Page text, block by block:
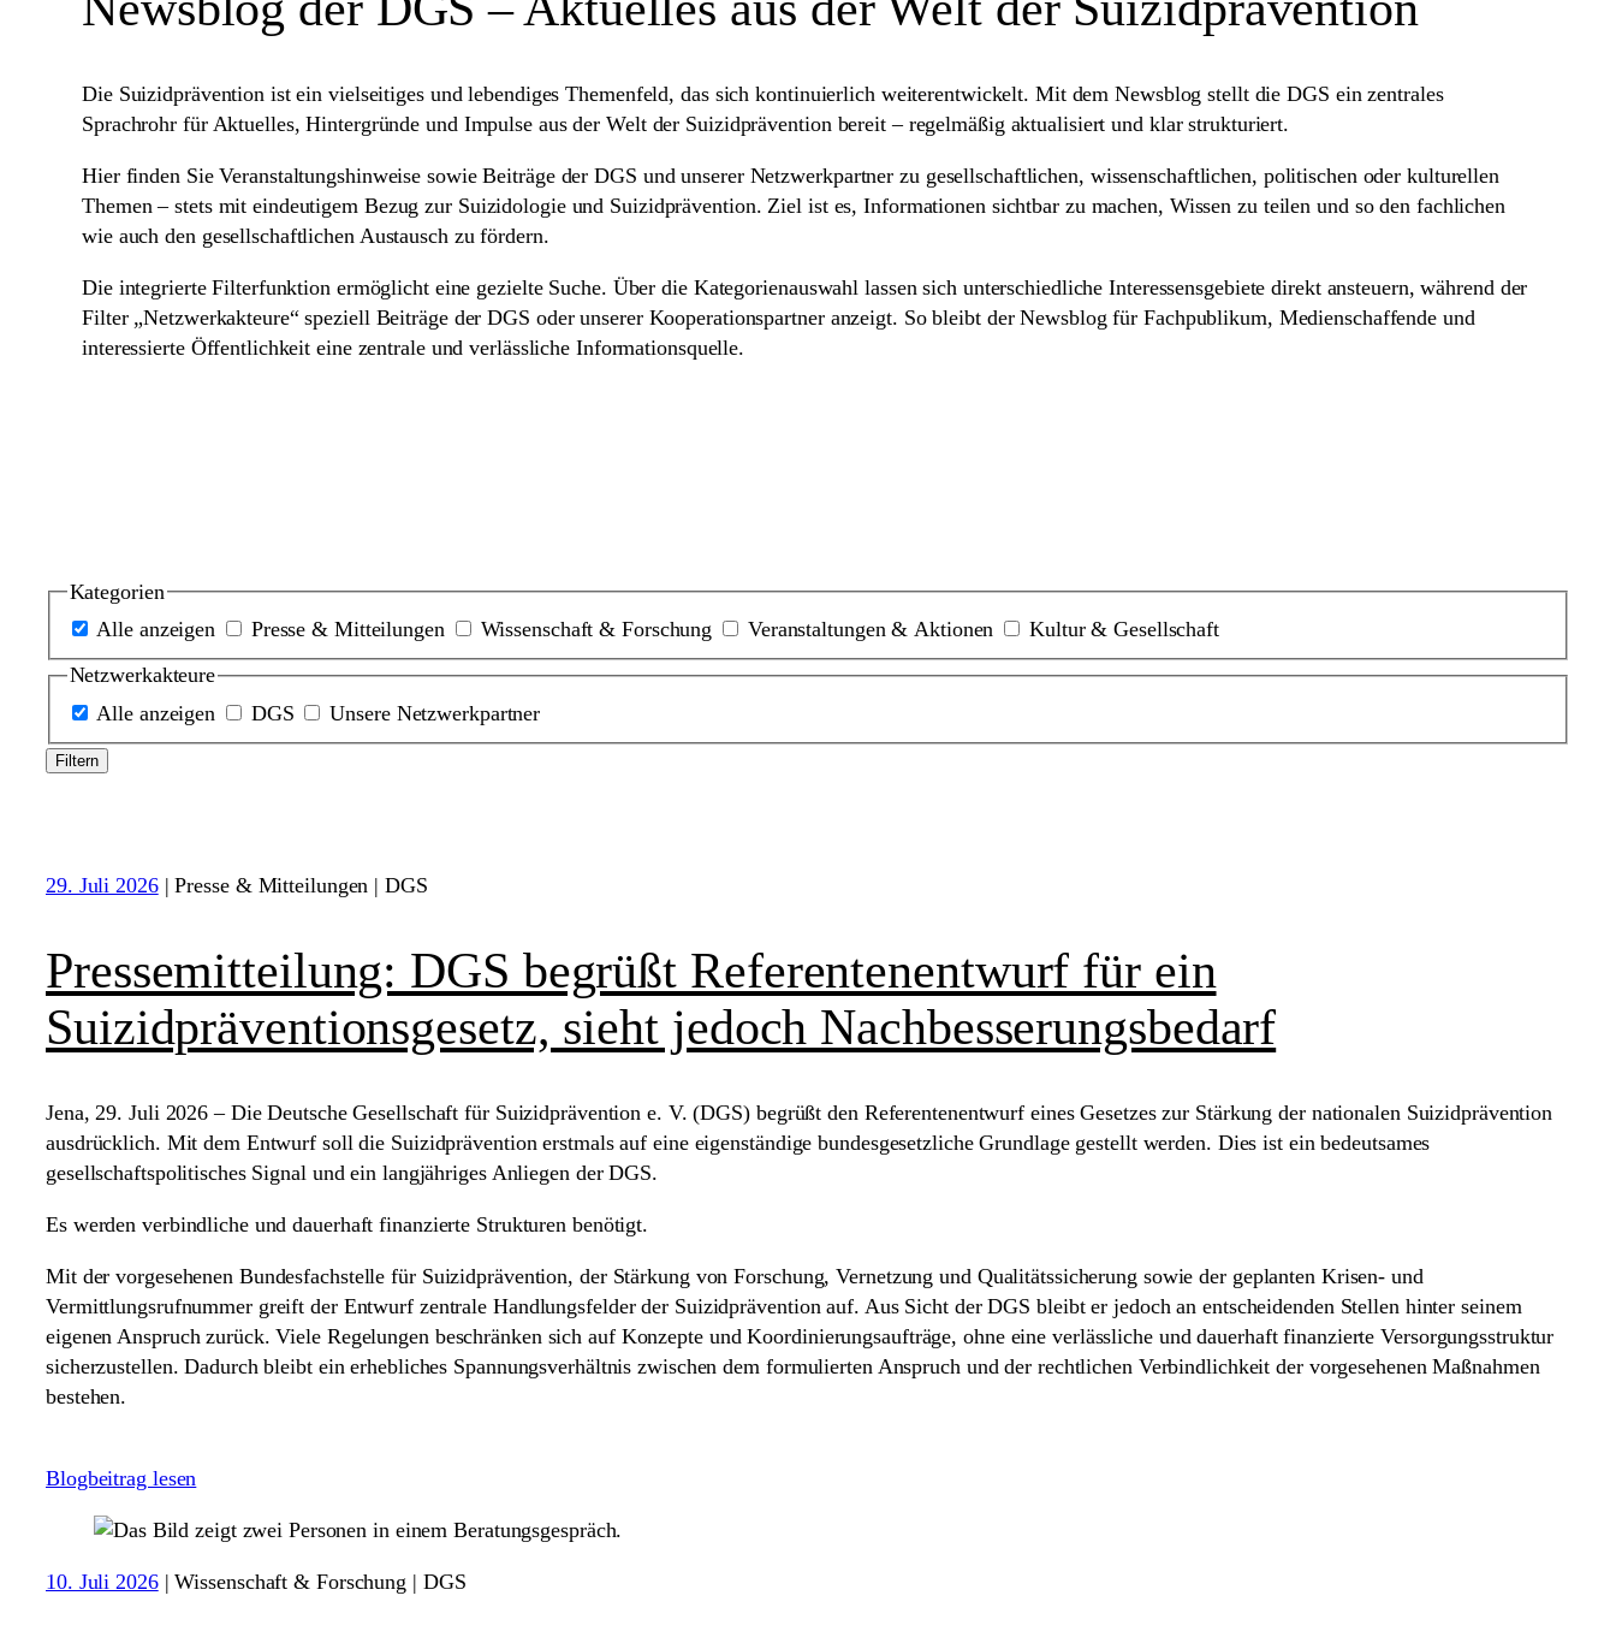
Die Suizidprävention ist ein vielseitiges und lebendiges Themenfeld, das sich kontinuierlich weiterentwickelt. Mit dem Newsblog stellt die DGS ein zentrales
Sprachrohr für Aktuelles, Hintergründe und Impulse aus der Welt der Suizidprävention bereit – regelmäßig aktualisiert und klar strukturiert.
Hier finden Sie Veranstaltungshinweise sowie Beiträge der DGS und unserer Netzwerkpartner zu gesellschaftlichen, wissenschaftlichen, politischen oder kulturellen
Themen – stets mit eindeutigem Bezug zur Suizidologie und Suizidprävention. Ziel ist es, Informationen sichtbar zu machen, Wissen zu teilen und so den fachlichen
wie auch den gesellschaftlichen Austausch zu fördern.
Die integrierte Filterfunktion ermöglicht eine gezielte Suche. Über die Kategorienauswahl lassen sich unterschiedliche Interessensgebiete direkt ansteuern, während der
Filter „Netzwerkakteure“ speziell Beiträge der DGS oder unserer Kooperationspartner anzeigt. So bleibt der Newsblog für Fachpublikum, Medienschaffende und
interessierte Öffentlichkeit eine zentrale und verlässliche Informationsquelle.
Kategorien
Alle anzeigen
Presse & Mitteilungen Wissenschaft & Forschung Veranstaltungen & Aktionen
Kultur & Gesellschaft
Netzwerkakteure
Alle anzeigen
DGS Unsere Netzwerkpartner
29. Juli 2026|Presse & Mitteilungen | DGS
Pressemitteilung: DGS begrüßt Referentenentwurf für ein
Suizidpräventionsgesetz, sieht jedoch Nachbesserungsbedarf
Jena, 29. Juli 2026 – Die Deutsche Gesellschaft für Suizidprävention e. V. (DGS) begrüßt den Referentenentwurf eines Gesetzes zur Stärkung der nationalen Suizidprävention
ausdrücklich. Mit dem Entwurf soll die Suizidprävention erstmals auf eine eigenständige bundesgesetzliche Grundlage gestellt werden. Dies ist ein bedeutsames
gesellschaftspolitisches Signal und ein langjähriges Anliegen der DGS.
Es werden verbindliche und dauerhaft finanzierte Strukturen benötigt.
Mit der vorgesehenen Bundesfachstelle für Suizidprävention, der Stärkung von Forschung, Vernetzung und Qualitätssicherung sowie der geplanten Krisen- und
Vermittlungsrufnummer greift der Entwurf zentrale Handlungsfelder der Suizidprävention auf. Aus Sicht der DGS bleibt er jedoch an entscheidenden Stellen hinter seinem
eigenen Anspruch zurück. Viele Regelungen beschränken sich auf Konzepte und Koordinierungsaufträge, ohne eine verlässliche und dauerhaft finanzierte Versorgungsstruktur
sicherzustellen. Dadurch bleibt ein erhebliches Spannungsverhältnis zwischen dem formulierten Anspruch und der rechtlichen Verbindlichkeit der vorgesehenen Maßnahmen
bestehen.
Blogbeitrag lesen
10. Juli 2026|Wissenschaft & Forschung | DGS